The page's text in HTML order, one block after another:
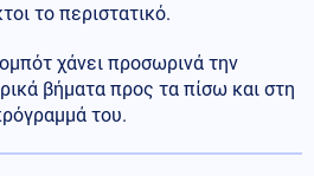
το περιστατικό.
χάνει προσωρινά την
βήματα προς τα πίσω και στη
του.